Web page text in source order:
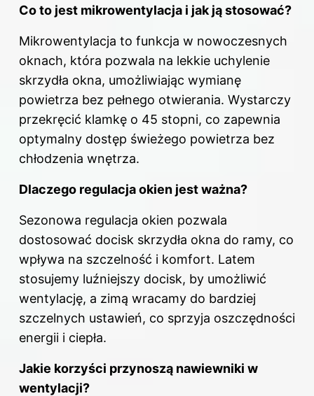
Co to jest mikrowentylacja i jak ją stosować?
Mikrowentylacja to funkcja w nowoczesnych
oknach, która pozwala na lekkie uchylenie
skrzydła okna, umożliwiając wymianę
powietrza bez pełnego otwierania. Wystarczy
przekręcić klamkę o 45 stopni, co zapewnia
optymalny dostęp świeżego powietrza bez
chłodzenia wnętrza.
Dlaczego regulacja okien jest ważna?
Sezonowa regulacja okien pozwala
dostosować docisk skrzydła okna do ramy, co
wpływa na szczelność i komfort. Latem
stosujemy luźniejszy docisk, by umożliwić
wentylację, a zimą wracamy do bardziej
szczelnych ustawień, co sprzyja oszczędności
energii i ciepła.
Jakie korzyści przynoszą nawiewniki w
wentylacji?